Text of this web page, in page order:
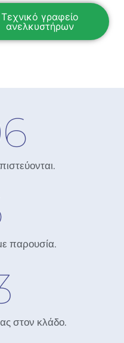
Tεχνικό γραφείο
ανελκυστήρων
παρουσία.
στον κλάδο.